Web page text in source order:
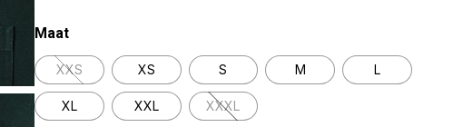
Maat
XXS XS S M L
XL XXL XXXL